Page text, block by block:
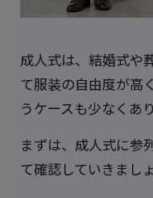
成人式は、結婚式や
て服装の自由度が高
うケースも少なくあ
まずは、成人式に参
て確認していきましょ